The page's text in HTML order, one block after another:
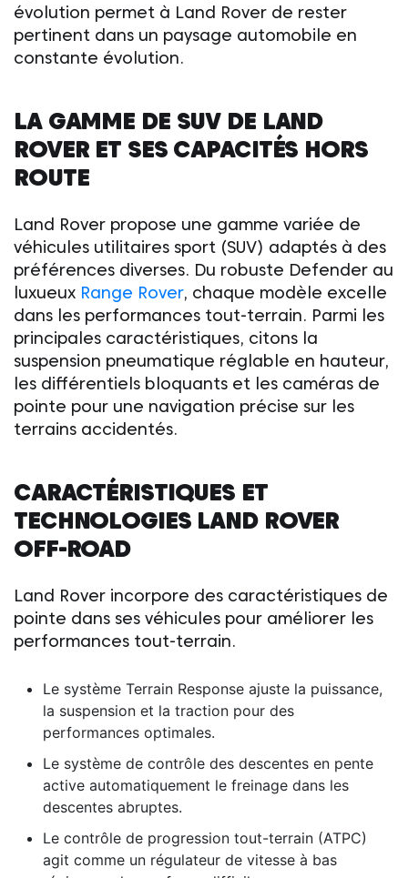
évolution permet à Land Rover de rester
pertinent dans un paysage automobile en
constante évolution.
LA GAMME DE SUV DE LAND
ROVER ET SES CAPACITÉS HORS
ROUTE
Land Rover propose une gamme variée de
véhicules utilitaires sport (SUV) adaptés à des
préférences diverses. Du robuste Defender au
luxueux Range Rover, chaque modèle excelle
dans les performances tout-terrain. Parmi les
principales caractéristiques, citons la
suspension pneumatique réglable en hauteur,
les différentiels bloquants et les caméras de
pointe pour une navigation précise sur les
terrains accidentés.
CARACTÉRISTIQUES ET
TECHNOLOGIES LAND ROVER
OFF-ROAD
Land Rover incorpore des caractéristiques de
pointe dans ses véhicules pour améliorer les
performances tout-terrain.
Le système Terrain Response ajuste la puissance,
la suspension et la traction pour des
performances optimales.
Le système de contrôle des descentes en pente
active automatiquement le freinage dans les
descentes abruptes.
Le contrôle de progression tout-terrain (ATPC)
agit comme un régulateur de vitesse à bas